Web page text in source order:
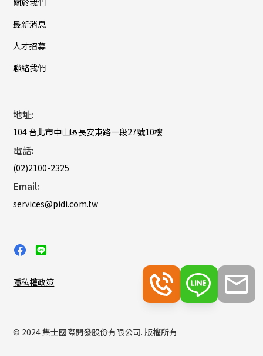
關於我們
最新消息
人才招募
聯絡我們
地址:
104 台北市中山區長安東路一段27號10樓
電話:
(02)2100-2325
Email:
services@pidi.com.tw
© 2024 集士國際開發股份有限公司. 版權所有
隱私權政策